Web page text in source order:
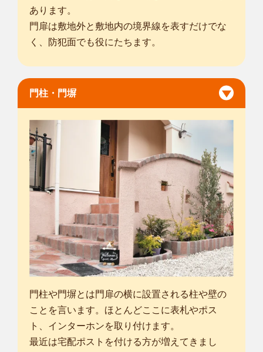
あります。
門扉は敷地外と敷地内の境界線を表すだけでな
く、防犯面でも役にたちます。
門柱・門塀
門柱や門塀とは門扉の横に設置される柱や壁の
ことを言います。ほとんどここに表札やポス
ト、インターホンを取り付けます。
最近は宅配ポストを付ける方が増えてきまし